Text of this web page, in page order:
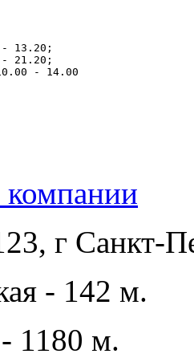
- 13.20;
- 21.20;
- 14.00
компании
г Санкт-
- 142 м.
1180 м.